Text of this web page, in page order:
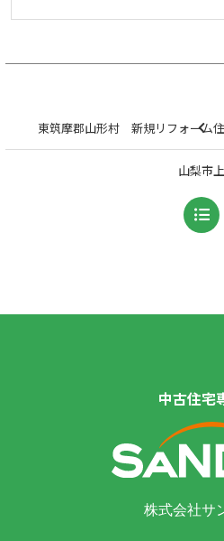
東筑摩郡山形村 新規リフォーム
山梨市
中古住宅
株式会社サ